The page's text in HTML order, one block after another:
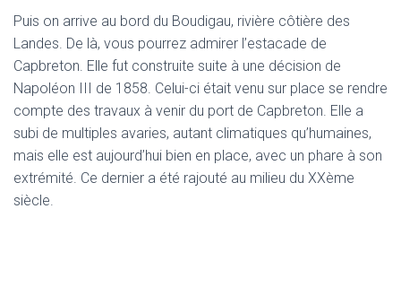
Puis on arrive au bord du Boudigau, rivière côtière des
Landes. De là, vous pourrez admirer l’estacade de
Capbreton. Elle fut construite suite à une décision de
Napoléon III de 1858. Celui-ci était venu sur place se rendre
compte des travaux à venir du port de Capbreton. Elle a
subi de multiples avaries, autant climatiques qu’humaines,
mais elle est aujourd’hui bien en place, avec un phare à son
extrémité. Ce dernier a été rajouté au milieu du XXème
siècle.